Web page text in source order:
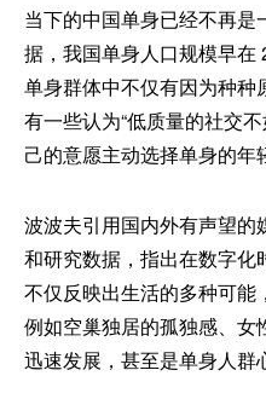
当下的中国单身已经不再
据，我国单身人口规模早在
单身群体中不仅有因为种
有一些认为“低质量的社交
己的意愿主动选择单身的年
波波夫引用国内外有声望的
和研究数据，指出在数字化
不仅反映出生活的多种可能
例如空巢独居的孤独感、
迅速发展，甚至是单身人群